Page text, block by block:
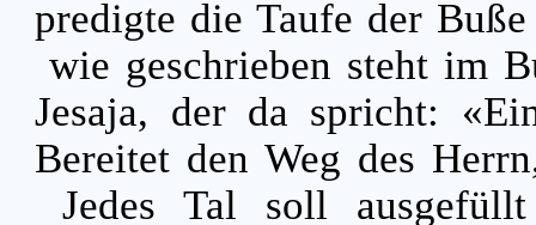
predigte die Taufe der
wie geschrieben steht im
Jesaja, der da spricht:
Bereitet den Weg des
Jedes Tal soll